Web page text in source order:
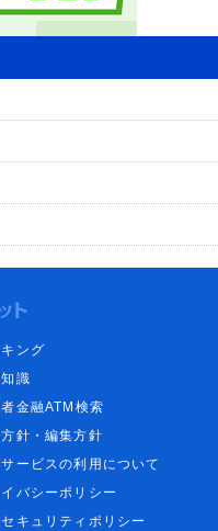
ング
識
金融ATM検索
針・編集方針
ービスの利用について
バシーポリシー
キュリティポリシー